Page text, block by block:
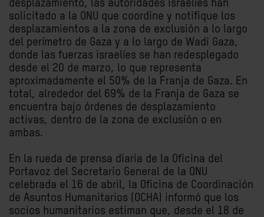
desplazamiento, las autoridades israelíes han
solicitado a la ONU que coordine y notifique los
desplazamientos a la zona de exclusión a lo largo
del perímetro de Gaza y a lo largo de Wadi Gaza,
donde las fuerzas israelíes se han redesplegado
desde el 20 de marzo, lo que representa
aproximadamente el 50% de la Franja de Gaza. En
total, alrededor del 69% de la Franja de Gaza se
encuentra bajo órdenes de desplazamiento
activas, dentro de la zona de exclusión o en
ambas.
En la rueda de prensa diaria de la Oficina del
Portavoz del Secretario General de la ONU
celebrada el 16 de abril, la Oficina de Coordinación
de Asuntos Humanitarios (OCHA) informó que los
socios humanitarios estiman que, desde el 18 de